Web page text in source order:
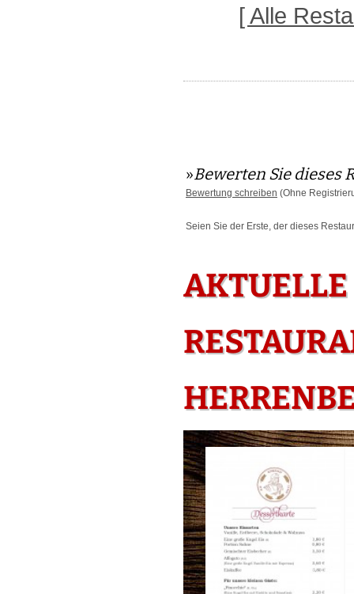
[ Alle
»Bewerten Sie dieses
Bewertung schreiben (Ohne
Seien Sie der Erste, der dieses